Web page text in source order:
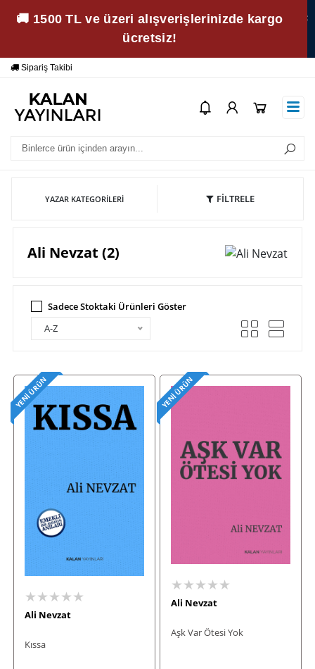
🚚 1500 TL ve üzeri alışverişlerinizde kargo
ücretsiz!
Sipariş Takibi
YAZAR KATEGORILERI FİLTRELE
Ali Nevzat (2)
Sadece Stoktaki Ürünleri Göster
A-Z
YENI ÜRÜN
★★★★★
Ali Nevzat
Kıssa
YENI ÜRÜN
★★★★★
Ali Nevzat
Aşk Var Ötesi Yok